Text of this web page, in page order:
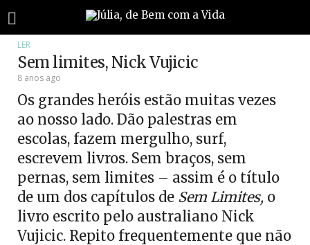
LER
Sem limites, Nick Vujicic
8 anos ago
Os grandes heróis estão muitas vezes
ao nosso lado. Dão palestras em
escolas, fazem mergulho, surf,
escrevem livros. Sem braços, sem
pernas, sem limites – assim é o título
de um dos capítulos de Sem Limites, o
livro escrito pelo australiano Nick
Vujicic. Repito frequentemente que não